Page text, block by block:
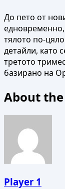
До пето от
тялото по-
детайли, като
третото
базирано на
About
Player 1